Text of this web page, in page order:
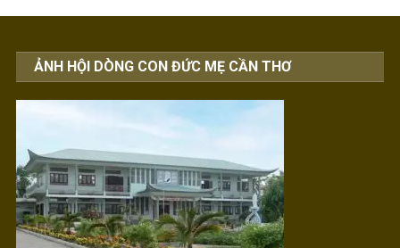
ẢNH HỘI DÒNG CON ĐỨC MẸ CẦN THƠ